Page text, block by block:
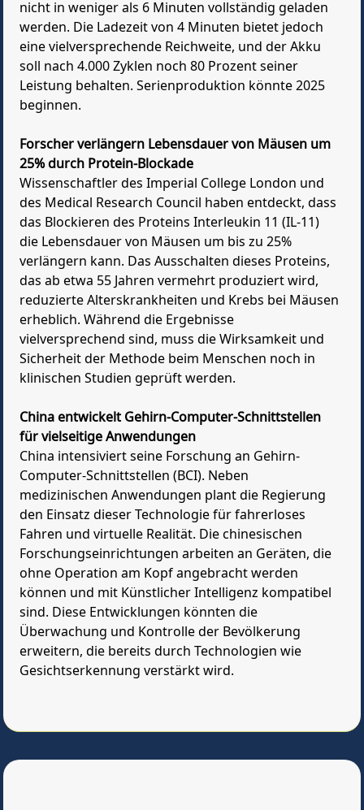
nicht in weniger als 6 Minuten vollständig geladen
werden. Die Ladezeit von 4 Minuten bietet jedoch
eine vielversprechende Reichweite, und der Akku
soll nach 4.000 Zyklen noch 80 Prozent seiner
Leistung behalten. Serienproduktion könnte 2025
beginnen.
Forscher verlängern Lebensdauer von Mäusen um
25% durch Protein-Blockade
Wissenschaftler des Imperial College London und
des Medical Research Council haben entdeckt, dass
das Blockieren des Proteins Interleukin 11 (IL-11)
die Lebensdauer von Mäusen um bis zu 25%
verlängern kann. Das Ausschalten dieses Proteins,
das ab etwa 55 Jahren vermehrt produziert wird,
reduzierte Alterskrankheiten und Krebs bei Mäusen
erheblich. Während die Ergebnisse
vielversprechend sind, muss die Wirksamkeit und
Sicherheit der Methode beim Menschen noch in
klinischen Studien geprüft werden.
China entwickelt Gehirn-Computer-Schnittstellen
für vielseitige Anwendungen
China intensiviert seine Forschung an Gehirn-
Computer-Schnittstellen (BCI). Neben
medizinischen Anwendungen plant die Regierung
den Einsatz dieser Technologie für fahrerloses
Fahren und virtuelle Realität. Die chinesischen
Forschungseinrichtungen arbeiten an Geräten, die
ohne Operation am Kopf angebracht werden
können und mit Künstlicher Intelligenz kompatibel
sind. Diese Entwicklungen könnten die
Überwachung und Kontrolle der Bevölkerung
erweitern, die bereits durch Technologien wie
Gesichtserkennung verstärkt wird.